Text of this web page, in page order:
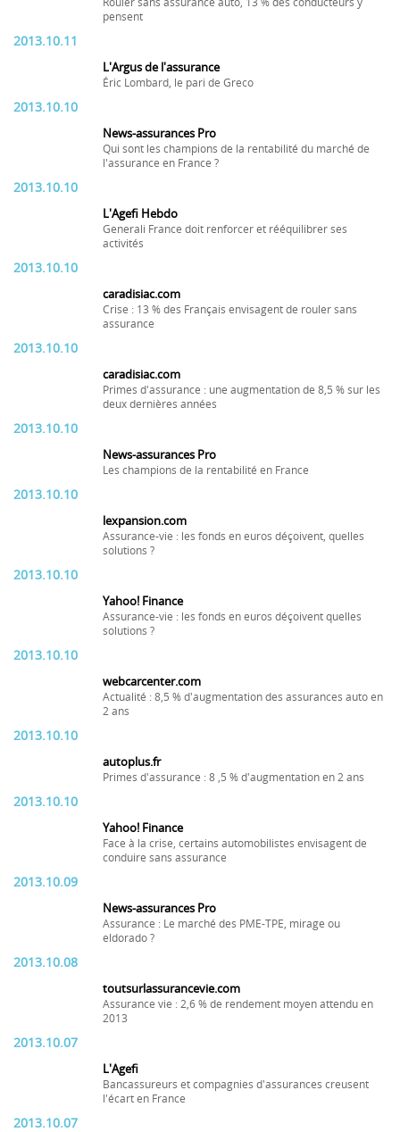
Rouler sans assurance auto, 13 % des conducteurs y
pensent
2013.10.11
L'Argus de l'assurance
Éric Lombard, le pari de Greco
2013.10.10
News-assurances Pro
Qui sont les champions de la rentabilité du marché de
l'assurance en France ?
2013.10.10
L'Agefi Hebdo
Generali France doit renforcer et rééquilibrer ses
activités
2013.10.10
caradisiac.com
Crise : 13 % des Français envisagent de rouler sans
assurance
2013.10.10
caradisiac.com
Primes d'assurance : une augmentation de 8,5 % sur les
deux dernières années
2013.10.10
News-assurances Pro
Les champions de la rentabilité en France
2013.10.10
lexpansion.com
Assurance-vie : les fonds en euros déçoivent, quelles
solutions ?
2013.10.10
Yahoo! Finance
Assurance-vie : les fonds en euros déçoivent quelles
solutions ?
2013.10.10
webcarcenter.com
Actualité : 8,5 % d'augmentation des assurances auto en
2 ans
2013.10.10
autoplus.fr
Primes d'assurance : 8 ,5 % d'augmentation en 2 ans
2013.10.10
Yahoo! Finance
Face à la crise, certains automobilistes envisagent de
conduire sans assurance
2013.10.09
News-assurances Pro
Assurance : Le marché des PME-TPE, mirage ou
eldorado ?
2013.10.08
toutsurlassurancevie.com
Assurance vie : 2,6 % de rendement moyen attendu en
2013
2013.10.07
L'Agefi
Bancassureurs et compagnies d'assurances creusent
l'écart en France
2013.10.07